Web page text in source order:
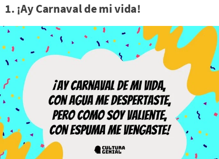
1. ¡Ay Carnaval de mi vida!